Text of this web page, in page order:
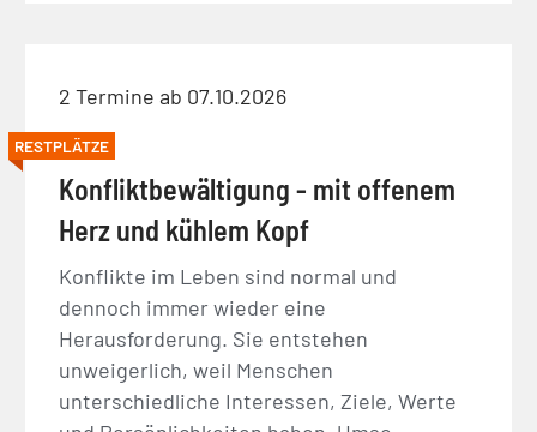
2 Termine ab 07.10.2026
RESTPLÄTZE
Konfliktbewältigung - mit offenem
Herz und kühlem Kopf
Konflikte im Leben sind normal und
dennoch immer wieder eine
Herausforderung. Sie entstehen
unweigerlich, weil Menschen
unterschiedliche Interessen, Ziele, Werte